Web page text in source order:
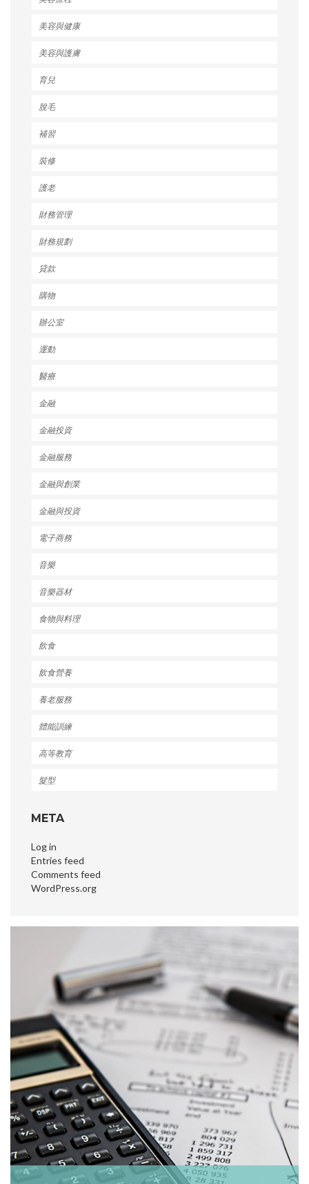
美容與健康
美容與護膚
育兒
脫毛
補習
裝修
護老
財務管理
財務規劃
貸款
購物
辦公室
運動
醫療
金融
金融投資
金融服務
金融與創業
金融與投資
電子商務
音樂
音樂器材
食物與料理
飲食
飲食營養
養老服務
體能訓練
高等教育
髮型
META
Log in
Entries feed
Comments feed
WordPress.org